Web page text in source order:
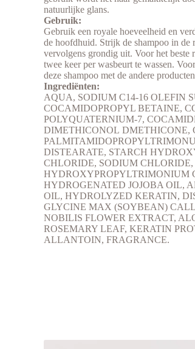
natuurlijke glans.
Gebruik:
Gebruik een royale hoeveelheid en
de hoofdhuid. Strijk de shampoo in de
vervolgens grondig uit. Voor het beste
twee keer per wasbeurt te wassen.
deze shampoo met de andere
Ingrediënten:
AQUA, SODIUM C14-16 OLEFIN
COCAMIDOPROPYL BETAINE,
POLYQUATERNIUM-7,
DIMETHICONOL DMETHICONE,
DISTEARATE, STARCH
CHLORIDE, SODIUM CHLORIDE,
HYDROXYPROPYLTRIMONIUM
HYDROGENATED JOJOBA OIL,
OIL, HYDROLYZED KERATIN,
GLYCINE MAX (SOYBEAN)
NOBILIS FLOWER EXTRACT,
ROSEMARY LEAF, KERATIN
ALLANTOIN, FRAGRANCE.